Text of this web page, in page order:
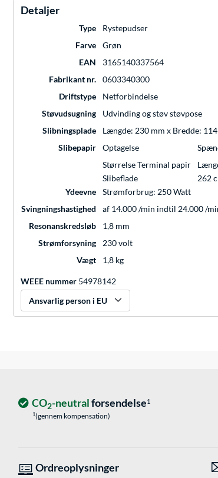
Detaljer
Type
Rystepudser
Farve
Grøn
EAN
3165140337564
Fabrikant nr.
0603340300
Driftstype
Netforbindelse
Støvudsugning
Udvinding og støv støvpose
Slibningsplade
Længde: 230 mm x Bredde:
Slibepapir
Optagelse
Størrelse Terminal papir
Slibeflade
262
Ydeevne
Strømforbrug: 250 Watt
Svingningshastighed
af 14.000 /min indtil 24.000 /
Resonanskredsløb
1,8 mm
Strømforsyning
230 volt
Vægt
1,8 kg
WEEE nummer 54978142
Ansvarlig person i EU
CO2-neutralforsendelse1
1(gennem kompensation)
Ordreoplysninger